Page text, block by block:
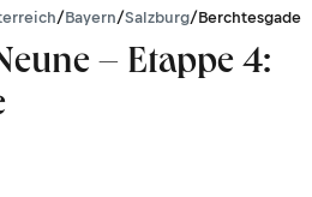
/Bayern/Salzburg/
– Etappe 4: